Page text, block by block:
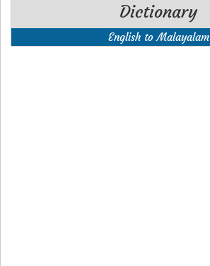
Dictionary
English to Malayalam